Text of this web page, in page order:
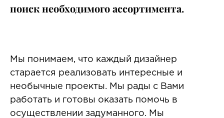
поиск необходимого ассортимента.
Мы понимаем, что каждый дизайнер
старается реализовать интересные и
необычные проекты. Мы рады с Вами
работать и готовы оказать помочь в
осуществлении задуманного. Мы